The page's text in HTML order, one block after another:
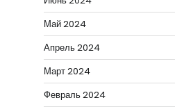
Май 2024
Апрель 2024
Март 2024
Февраль 2024